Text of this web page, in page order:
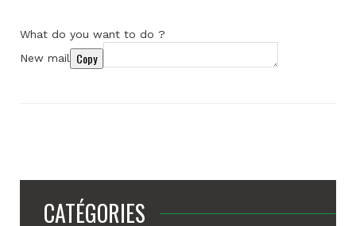
What do you want to do ?
New mail
Copy
CATÉGORIES